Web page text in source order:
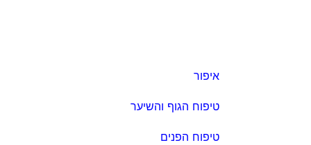
איפור
טיפוח הגוף והשיער
טיפוח הפנים